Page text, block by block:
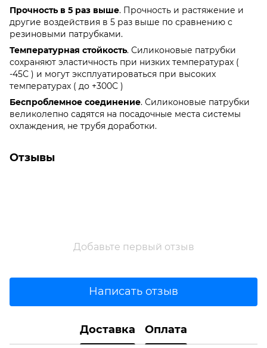
Прочность в 5 раз выше. Прочность и растяжение и
другие воздействия в 5 раз выше по сравнению с
резиновыми патрубками.
Температурная стойкость. Силиконовые патрубки
сохраняют эластичность при низких температурах (
-45С ) и могут эксплуатироваться при высоких
температурах ( до +300С )
Беспроблемное соединение. Силиконовые патрубки
великолепно садятся на посадочные места системы
охлаждения, не трубя доработки.
Отзывы
Добавьте первый отзыв
Написать отзыв
Доставка Оплата